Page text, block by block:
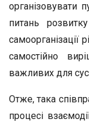
організовувати
питань
самоорганізації
самостійно
важливих для
Отже, така
процесі